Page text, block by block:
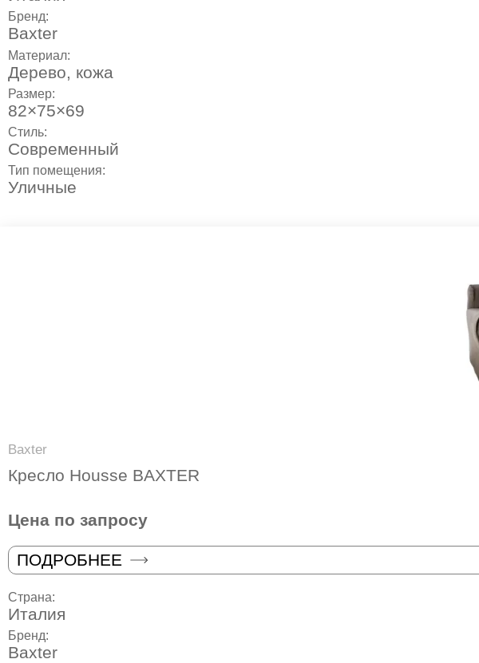
Бренд:
Baxter
Материал:
Дерево, кожа
Размер:
82×75×69
Стиль:
Современный
Тип помещения:
Уличные
Baxter
Кресло Housse BAXTER
Цена по запросу
ПОДРОБНЕЕ
Страна:
Италия
Бренд:
Baxter